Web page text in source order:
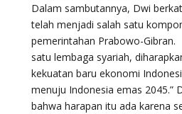
Dalam sambutannya, Dwi
telah menjadi salah satu
pemerintahan Prabowo-Gibran.
satu lembaga syariah,
kekuatan baru ekonomi
menuju Indonesia emas 2045.”
bahwa harapan itu ada karena